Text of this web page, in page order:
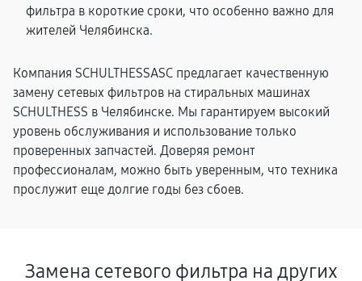
фильтра в короткие сроки, что особенно важно для
жителей Челябинска.
Компания SCHULTHESSASC предлагает качественную
замену сетевых фильтров на стиральных машинах
SCHULTHESS в Челябинске. Мы гарантируем высокий
уровень обслуживания и использование только
проверенных запчастей. Доверяя ремонт
профессионалам, можно быть уверенным, что техника
прослужит еще долгие годы без сбоев.
Замена сетевого фильтра на других